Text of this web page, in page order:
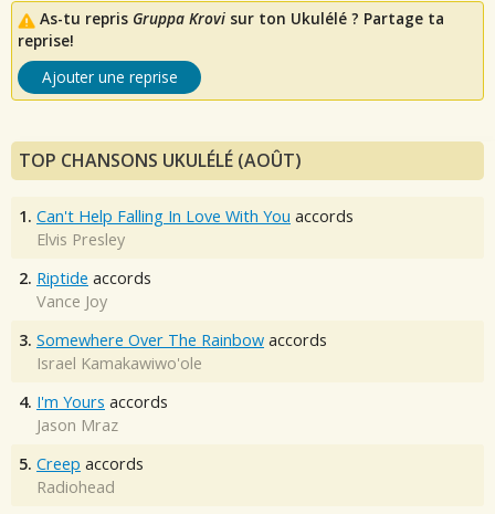
As-tu repris Gruppa Krovi sur ton Ukulélé ? Partage ta
reprise!
Ajouter une reprise
TOP CHANSONS UKULÉLÉ (AOÛT)
1. Can't Help Falling In Love With You accords
Elvis Presley
2. Riptide accords
Vance Joy
3. Somewhere Over The Rainbow accords
Israel Kamakawiwo'ole
4. I'm Yours accords
Jason Mraz
5. Creep accords
Radiohead